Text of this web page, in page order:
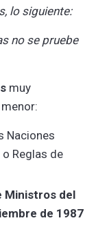
lo siguiente:
no se pruebe
muy
Naciones
Reglas de
Ministros del
de 1987